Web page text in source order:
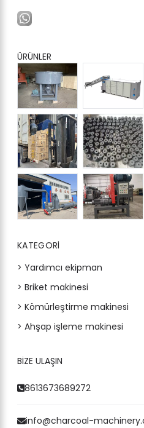
ÜRÜNLER
KATEGORI
> Yardımcı ekipman
> Briket makinesi
> Kömürleştirme makinesi
> Ahşap işleme makinesi
BIZE ULAŞIN
8613673689272
info@charcoal-